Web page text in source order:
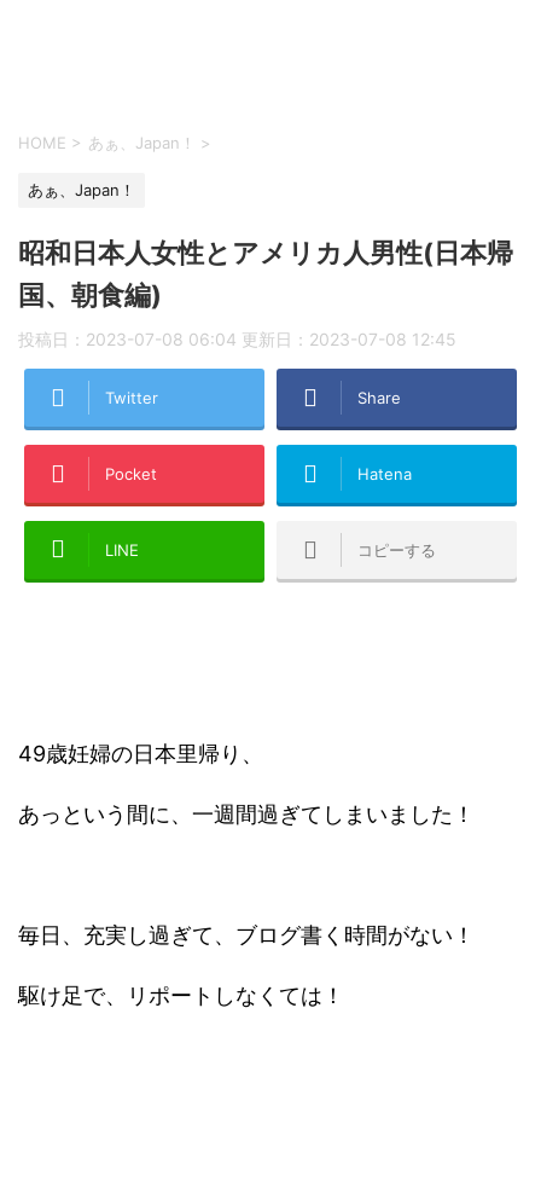
HOME > あぁ、Japan！ >
あぁ、Japan！
昭和日本人女性とアメリカ人男性(日本帰
国、朝食編)
投稿日：2023-07-08 06:04 更新日： 2023-07-08 12:45
Twitter Share
Pocket Hatena
LINE コピーする
49歳妊婦の日本里帰り、
あっという間に、一週間過ぎてしまいました！
毎日、充実し過ぎて、ブログ書く時間がない！
駆け足で、リポートしなくては！